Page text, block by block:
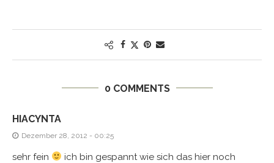
0 COMMENTS
HIACYNTA
Dezember 28, 2012 - 00:25
sehr fein
ich bin gespannt wie sich das hier noch